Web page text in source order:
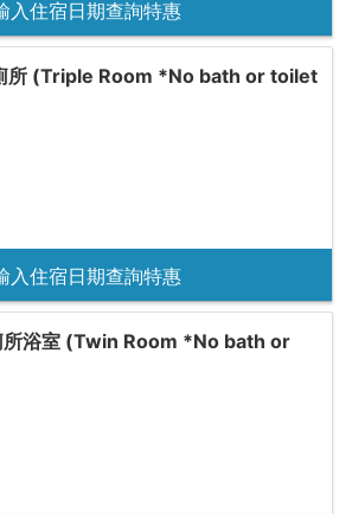
入住宿日期查詢特惠
所 (Triple Room *No bath or toilet
入住宿日期查詢特惠
所浴室 (Twin Room *No bath or